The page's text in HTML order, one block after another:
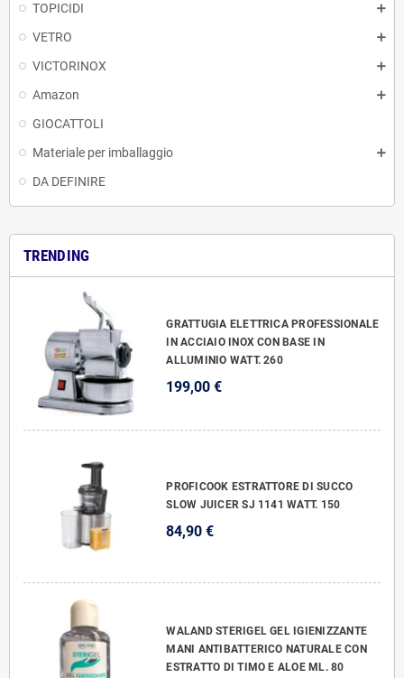
TOPICIDI
VETRO
VICTORINOX
Amazon
GIOCATTOLI
Materiale per imballaggio
DA DEFINIRE
TRENDING
GRATTUGIA ELETTRICA PROFESSIONALE
IN ACCIAIO INOX CON BASE IN
ALLUMINIO WATT. 260
199,00 €
PROFICOOK ESTRATTORE DI SUCCO
SLOW JUICER SJ 1141 WATT. 150
84,90 €
WALAND STERIGEL GEL IGIENIZZANTE
MANI ANTIBATTERICO NATURALE CON
ESTRATTO DI TIMO E ALOE ML. 80